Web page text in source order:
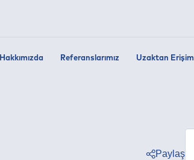
Hakkımızda Referanslarımız Uzaktan Erişim
Paylaş